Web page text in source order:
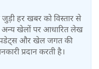
जुड़ी हर खबर को विस्तार से
अन्य खेलों पर आधारित लेख
और खेल जगत की
प्रदान करती है।